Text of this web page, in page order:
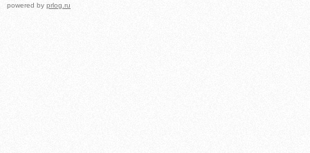
powered by prlog.ru